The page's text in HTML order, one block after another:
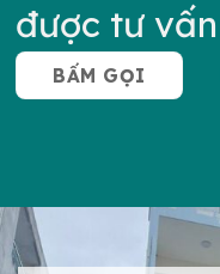
được tư vấn
BẤM GỌI